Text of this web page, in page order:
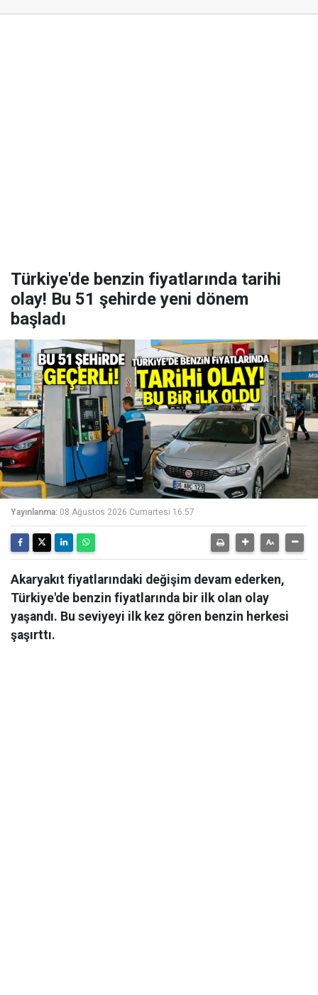
Türkiye'de benzin fiyatlarında tarihi
olay! Bu 51 şehirde yeni dönem
başladı
Yayınlanma: 08 Ağustos 2026 Cumartesi 16:57
Akaryakıt fiyatlarındaki değişim devam ederken,
Türkiye'de benzin fiyatlarında bir ilk olan olay
yaşandı. Bu seviyeyi ilk kez gören benzin herkesi
şaşırttı.